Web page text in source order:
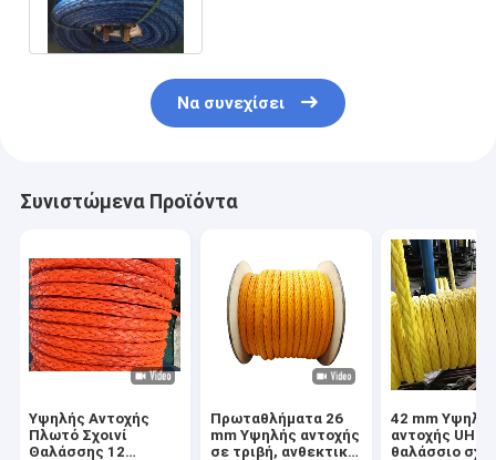
Να συνεχίσει
Συνιστώμενα Προϊόντα
Υψηλής Αντοχής
Πλωτό Σχοινί
Θαλάσσης 12
Πρωταθλήματα 26
mm Υψηλής αντοχής
σε τριβή, ανθεκτικό
42 mm
αντοχής
θαλάσσιο